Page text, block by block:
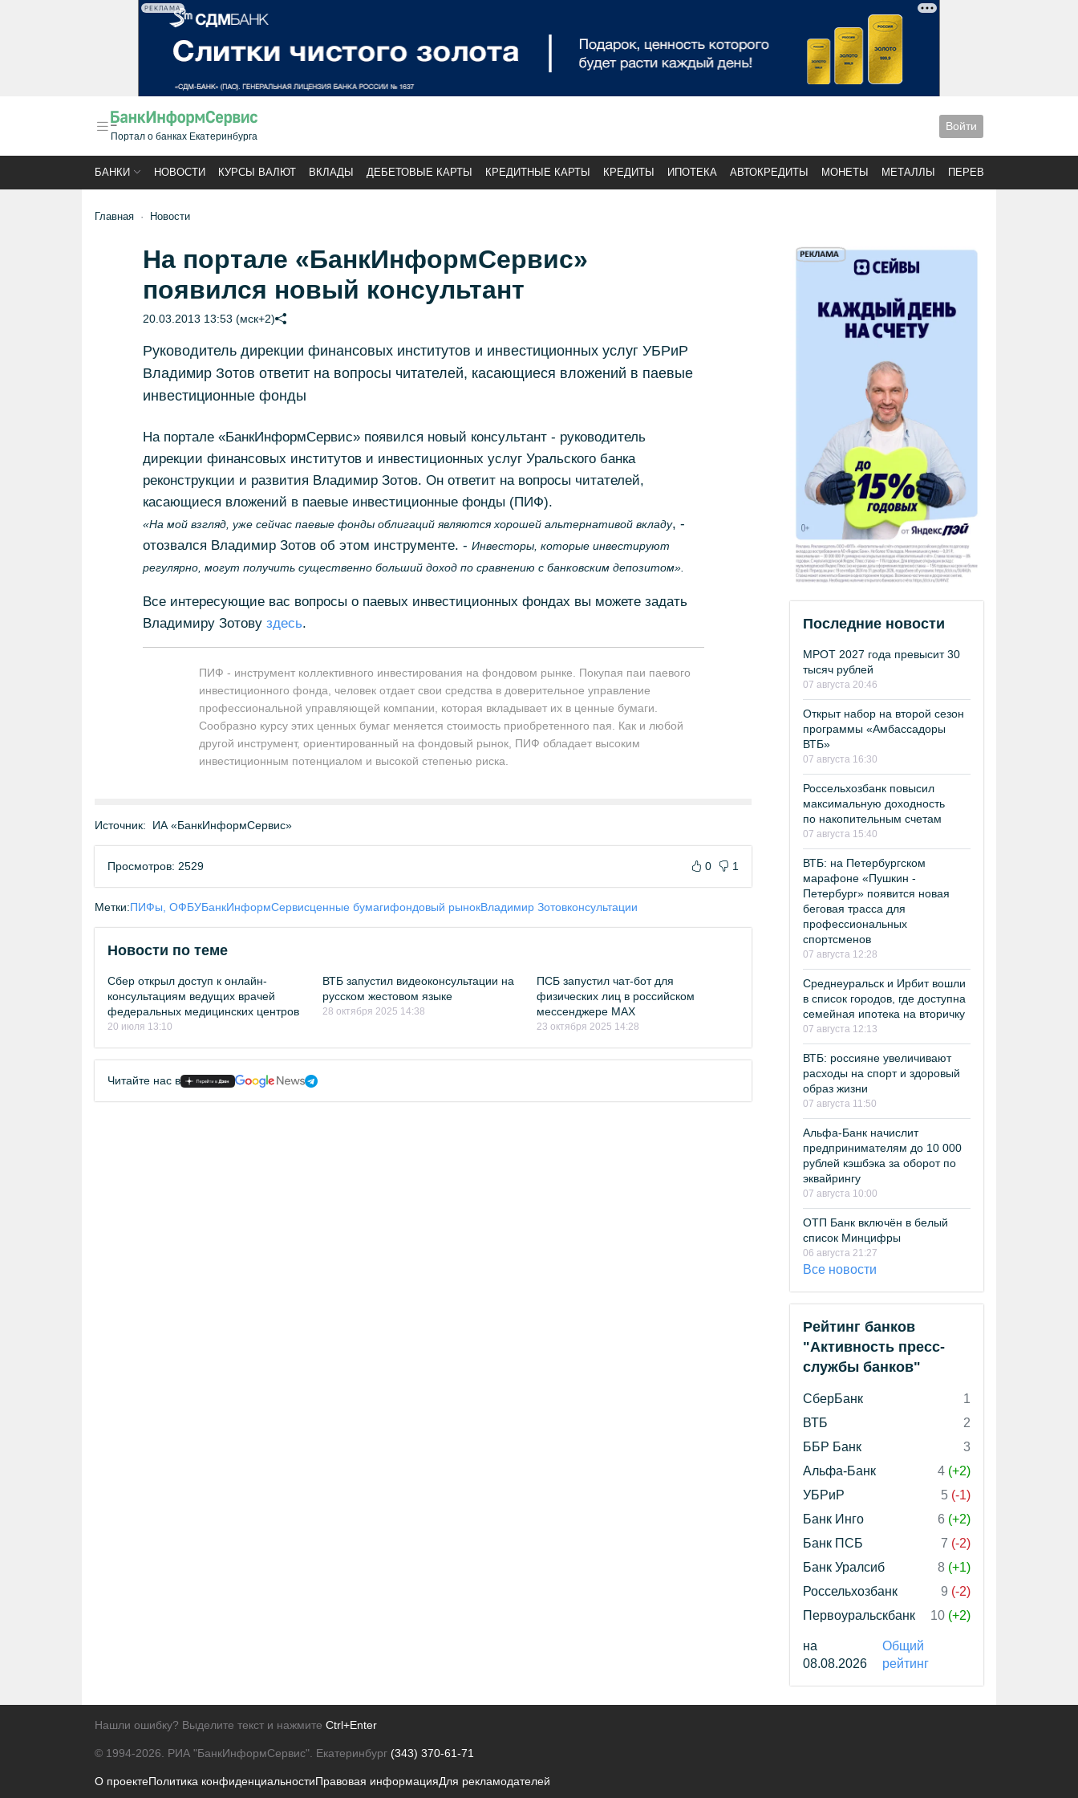
РЕКЛАМА
Портал о банках Екатеринбурга
Войти
БАНКИ НОВОСТИ КУРСЫ ВАЛЮТ ВКЛАДЫ ДЕБЕТОВЫЕ КАРТЫ КРЕДИТНЫЕ КАРТЫ КРЕДИТЫ ИПОТЕКА АВТОКРЕДИТЫ МОНЕТЫ МЕТАЛЛЫ ПЕРЕВОДЫ
Главная Новости
На портале «БанкИнформСервис»
появился новый консультант
20.03.2013 13:53 (мск+2)
Руководитель дирекции финансовых институтов и инвестиционных услуг УБРиР
Владимир Зотов ответит на вопросы читателей, касающиеся вложений в паевые
инвестиционные фонды
На портале «БанкИнформСервис» появился новый консультант - руководитель
дирекции финансовых институтов и инвестиционных услуг Уральского банка
реконструкции и развития Владимир Зотов. Он ответит на вопросы читателей,
касающиеся вложений в паевые инвестиционные фонды (ПИФ).
«На мой взгляд, уже сейчас паевые фонды облигаций являются хорошей альтернативой вкладу, -
отозвался Владимир Зотов об этом инструменте. - Инвесторы, которые инвестируют
регулярно, могут получить существенно больший доход по сравнению с банковским депозитом».
Все интересующие вас вопросы о паевых инвестиционных фондах вы можете задать
Владимиру Зотову здесь.
ПИФ - инструмент коллективного инвестирования на фондовом рынке. Покупая паи паевого
инвестиционного фонда, человек отдает свои средства в доверительное управление
профессиональной управляющей компании, которая вкладывает их в ценные бумаги.
Сообразно курсу этих ценных бумаг меняется стоимость приобретенного пая. Как и любой
другой инструмент, ориентированный на фондовый рынок, ПИФ обладает высоким
инвестиционным потенциалом и высокой степенью риска.
Источник: ИА «БанкИнформСервис»
Просмотров: 2529 0 1
Метки:ПИФы, ОФБУБанкИнформСервисценные бумагифондовый рынокВладимир Зотовконсультации
Новости по теме
Сбер открыл доступ к онлайн-
консультациям ведущих врачей
федеральных медицинских центров
20 июля 13:10
ВТБ запустил видеоконсультации на
русском жестовом языке
28 октября 2025 14:38
ПСБ запустил чат-бот для
физических лиц в российском
мессенджере MAX
23 октября 2025 14:28
Читайте нас в
Последние новости
МРОТ 2027 года превысит 30
тысяч рублей
07 августа 20:46
Открыт набор на второй сезон
программы «Амбассадоры
ВТБ»
07 августа 16:30
Россельхозбанк повысил
максимальную доходность
по накопительным счетам
07 августа 15:40
ВТБ: на Петербургском
марафоне «Пушкин -
Петербург» появится новая
беговая трасса для
профессиональных
спортсменов
07 августа 12:28
Среднеуральск и Ирбит вошли
в список городов, где доступна
семейная ипотека на вторичку
07 августа 12:13
ВТБ: россияне увеличивают
расходы на спорт и здоровый
образ жизни
07 августа 11:50
Альфа-Банк начислит
предпринимателям до 10 000
рублей кэшбэка за оборот по
эквайрингу
07 августа 10:00
ОТП Банк включён в белый
список Минцифры
06 августа 21:27
Все новости
Рейтинг банков
"Активность пресс-
службы банков"
СберБанк
1
ВТБ
2
ББР Банк
3
Альфа-Банк
4 (+2)
УБРиР
5 (-1)
Банк Инго
6 (+2)
Банк ПСБ
7 (-2)
Банк Уралсиб
8 (+1)
Россельхозбанк
9 (-2)
Первоуральскбанк
10 (+2)
на
08.08.2026
Общий
рейтинг
Нашли ошибку? Выделите текст и нажмите Ctrl+Enter
© 1994-2026. РИА "БанкИнформСервис". Екатеринбург (343) 370-61-71
О проектеПолитика конфиденциальностиПравовая информацияДля рекламодателей